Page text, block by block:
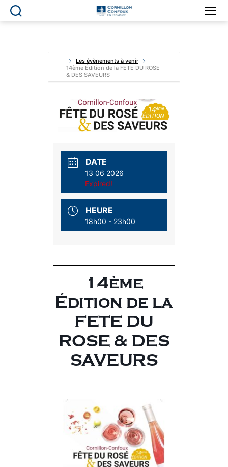
Ville
Confoux
en
Provence
Les évènements à venir
14ème Édition de la FETE DU ROSE
& DES SAVEURS
DATE
13 06 2026
Expired!
HEURE
18h00 - 23h00
14ème
Édition de la
FETE DU
ROSE & DES
SAVEURS